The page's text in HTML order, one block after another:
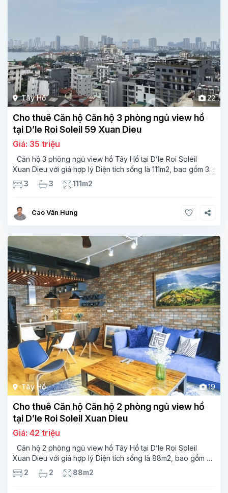
Tây Hồ 22
Cho thuê Căn hộ Căn hộ 3 phòng ngủ view hồ
tại D’le Roi Soleil 59 Xuan Dieu
Giá: 35 triệu
Căn hộ 3 phòng ngủ view hồ Tây Hồ tại D’le Roi Soleil
Xuan Dieu với giá hợp lý Diện tích sống là 111m2, bao gồm 3
phòng ngủ, 3 phòng tắm, một ban công có kích thước tốt với
view
3 3 111m2
Cao Văn Hưng
Tây Hồ 19
Cho thuê Căn hộ Căn hộ 2 phòng ngủ view hồ
tại D’le Roi Soleil Xuan Dieu
Giá: 42 triệu
Căn hộ 2 phòng ngủ view hồ Tây Hồ tại D’le Roi Soleil
Xuan Dieu với giá hợp lý Diện tích sống là 88m2, bao gồm 3
phòng ngủ, 2 phòng tắm, một ban công có kích thước tốt với
view
2 2 88m2